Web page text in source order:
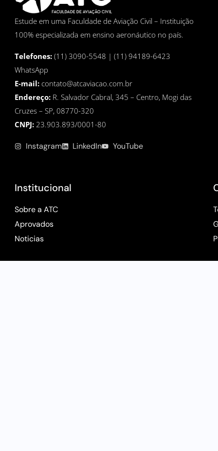
Estude em uma Faculdade de Aviação Civil – Instituição
100% especializada em ensino aeronáutico no país.
Telefones: (11) 3090-5548 | (11) 94189-6423
WhatsApp
E-mail: contato@atcaviacao.com.br
Endereço: R. Salvador Cabral, 345 – Centro, Mogi das
Cruzes – SP, 08770-320
CNPJ: 23.903.893/0001-80
Instagram LinkedIn YouTube
Institucional
Sobre a ATC
Aprovados
Noticias